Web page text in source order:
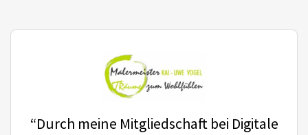
“Durch meine Mitgliedschaft bei Digitale